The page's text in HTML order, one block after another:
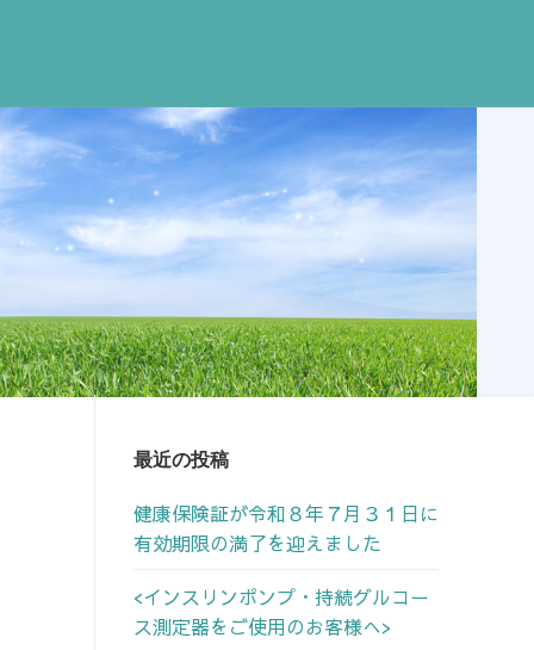
最近の投稿
健康保険証が令和８年７月３１日に
有効期限の満了を迎えました
<インスリンポンプ・持続グルコー
ス測定器をご使用のお客様へ>